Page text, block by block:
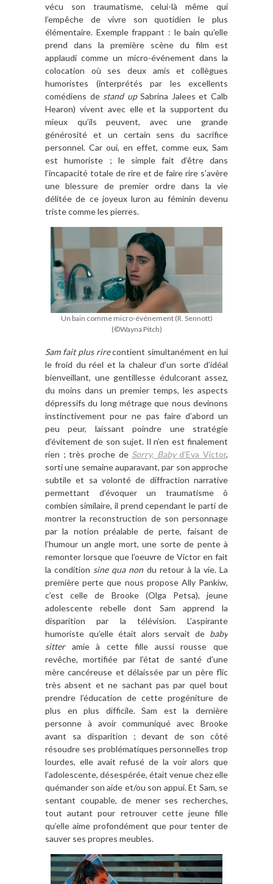
vécu son traumatisme, celui-là même qui
l’empêche de vivre son quotidien le plus
élémentaire. Exemple frappant : le bain qu’elle
prend dans la première scène du film est
applaudi comme un micro-événement dans la
colocation où ses deux amis et collègues
humoristes (interprétés par les excellents
comédiens de stand upSabrina Jalees et Calb
Hearon) vivent avec elle et la supportent du
mieux qu’ils peuvent, avec une grande
générosité et un certain sens du sacrifice
personnel. Car oui, en effet, comme eux, Sam
est humoriste ; le simple fait d’être dans
l’incapacité totale de rire et de faire rire s’avère
une blessure de premier ordre dans la vie
délitée de ce joyeux luron au féminin devenu
triste comme les pierres.
Un bain comme micro-événement (R. Sennott)
(©Wayna Pitch)
Sam fait plus rirecontient simultanément en lui
le froid du réel et la chaleur d’un sorte d’idéal
bienveillant, une gentillesse édulcorant assez,
du moins dans un premier temps, les aspects
dépressifs du long métrage que nous devinons
instinctivement pour ne pas faire d’abord un
peu peur, laissant poindre une stratégie
d’évitement de son sujet. Il n’en est finalement
rien ; très proche de Sorry, Baby d’Eva Victor,
sorti une semaine auparavant, par son approche
subtile et sa volonté de diffraction narrative
permettant d’évoquer un traumatisme ô
combien similaire, il prend cependant le parti de
montrer la reconstruction de son personnage
par la notion préalable de perte, faisant de
l’humour un angle mort, une sorte de pente à
remonter lorsque que l’oeuvre de Victor en fait
la condition sine qua nondu retour à la vie. La
première perte que nous propose Ally Pankiw,
c’est celle de Brooke (Olga Petsa), jeune
adolescente rebelle dont Sam apprend la
disparition par la télévision. L’aspirante
humoriste qu’elle était alors servait de baby
sitteramie à cette fille aussi rousse que
revêche, mortifiée par l’état de santé d’une
mère cancéreuse et délaissée par un père flic
très absent et ne sachant pas par quel bout
prendre l’éducation de cette progéniture de
plus en plus difficile. Sam est la dernière
personne à avoir communiqué avec Brooke
avant sa disparition ; devant de son côté
résoudre ses problématiques personnelles trop
lourdes, elle avait refusé de la voir alors que
l’adolescente, désespérée, était venue chez elle
quémander son aide et/ou son appui. Et Sam, se
sentant coupable, de mener ses recherches,
tout autant pour retrouver cette jeune fille
qu’elle aime profondément que pour tenter de
sauver ses propres meubles.